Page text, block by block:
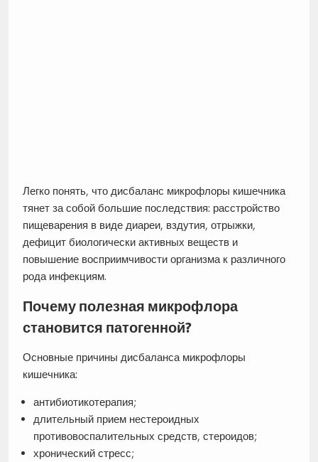
Легко понять, что дисбаланс микрофлоры кишечника
тянет за собой большие последствия: расстройство
пищеварения в виде диареи, вздутия, отрыжки,
дефицит биологически активных веществ и
повышение восприимчивости организма к различного
рода инфекциям.
Почему полезная микрофлора
становится патогенной?
Основные причины дисбаланса микрофлоры
кишечника:
антибиотикотерапия;
длительный прием нестероидных
противовоспалительных средств, стероидов;
хронический стресс;